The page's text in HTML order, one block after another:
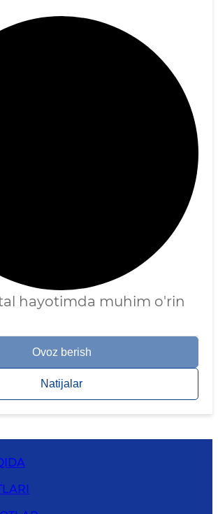
hayotimda muhim o'rin
Ovoz berish
Natijalar